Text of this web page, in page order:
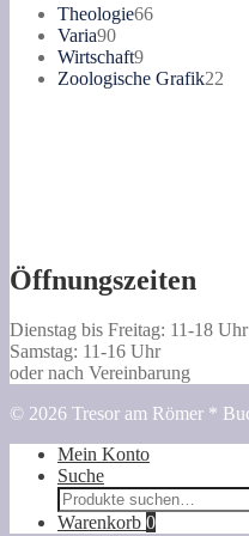
Produkte
Theologie6666
Varia9090
Produkte
Wirtschaft99
Produkte
Zoologische Grafik22
Öffnungszeiten
Dienstag bis Freitag: 11-18 Uhr
Samstag: 11-16 Uhr
oder nach Vereinbarung
© 2026 Tresor am Römer *
Mein Konto
Suche
Suche
nach:
Warenkorb 0